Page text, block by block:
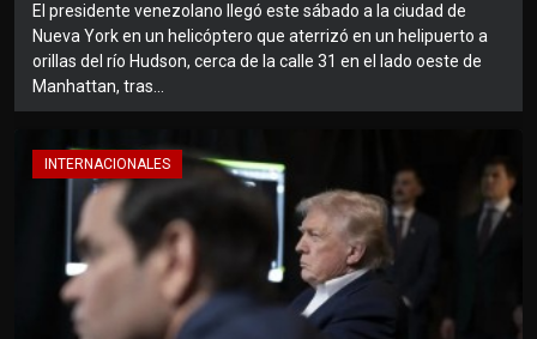
El presidente venezolano llegó este sábado a la ciudad de
Nueva York en un helicóptero que aterrizó en un helipuerto a
orillas del río Hudson, cerca de la calle 31 en el lado oeste de
Manhattan, tras...
INTERNACIONALES